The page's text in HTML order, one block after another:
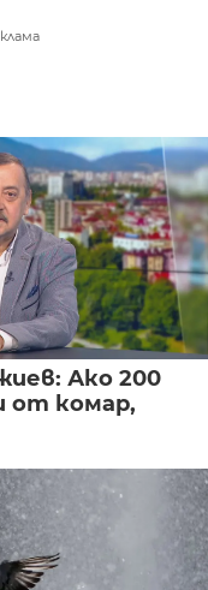
Ако 200
от комар,